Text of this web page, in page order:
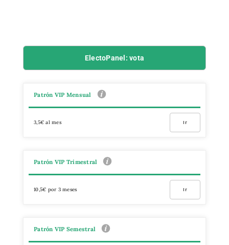
ElectoPanel: vota
Patrón VIP Mensual
3,5€ al mes Ir
Patrón VIP Trimestral
10,5€ por 3 meses Ir
Patrón VIP Semestral